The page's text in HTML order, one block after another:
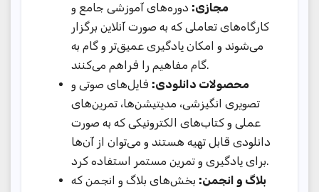
مجازی: دوره‌های آموزشی جامع و
کارگاه‌های تعاملی که به صورت آنلاین برگزار
می‌شوند و امکان یادگیری عمیق‌تر و گام به
گام مفاهیم را فراهم می‌کنند.
محصولات دانلودی: فایل‌های صوتی و
تصویری انگیزشی، مدیتیشن‌ها، تمرین‌های
عملی و کتاب‌های الکترونیکی که به صورت
دانلودی قابل تهیه هستند و می‌توان از آن‌ها
برای یادگیری و تمرین مستمر استفاده کرد.
بلاگ و انجمن: بخش‌های بلاگ و انجمن که